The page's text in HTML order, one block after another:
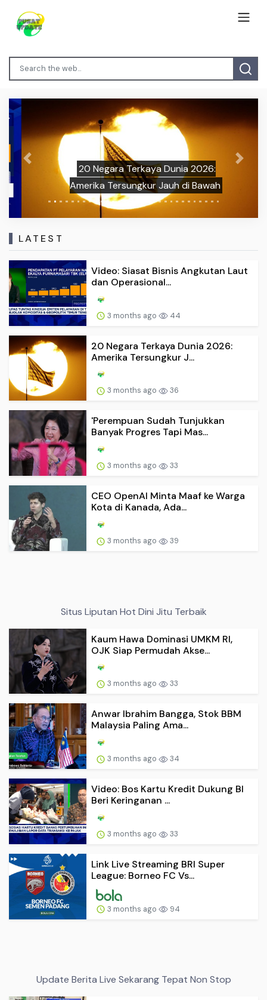
20 Negara Terkaya Dunia 2026:
Amerika Tersungkur Jauh di Bawah
Previous Next
LATEST
Video: Siasat Bisnis Angkutan Laut
dan Operasional...
3 months ago 44
20 Negara Terkaya Dunia 2026:
Amerika Tersungkur J...
3 months ago 36
'Perempuan Sudah Tunjukkan
Banyak Progres Tapi Mas...
3 months ago 33
CEO OpenAI Minta Maaf ke Warga
Kota di Kanada, Ada...
3 months ago 39
Situs Liputan Hot Dini Jitu Terbaik
Kaum Hawa Dominasi UMKM RI,
OJK Siap Permudah Akse...
3 months ago 33
Anwar Ibrahim Bangga, Stok BBM
Malaysia Paling Ama...
3 months ago 34
Video: Bos Kartu Kredit Dukung BI
Beri Keringanan ...
3 months ago 33
Link Live Streaming BRI Super
League: Borneo FC Vs...
3 months ago 94
Update Berita Live Sekarang Tepat Non Stop